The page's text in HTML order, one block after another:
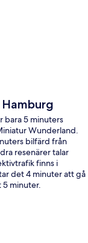
bara 5 minuters
Wunderland.
bilfärd från
resenärer talar
finns i
det 4 minuter att gå
minuter.